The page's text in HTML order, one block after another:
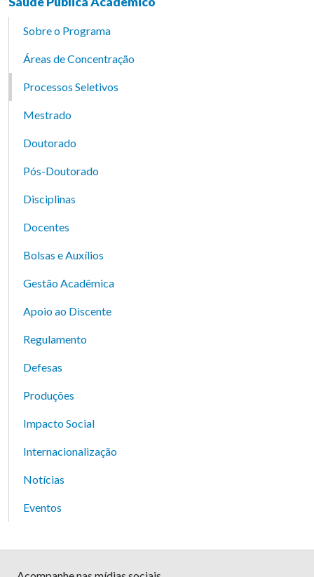
Sobre o Programa
Áreas de Concentração
Processos Seletivos
Mestrado
Doutorado
Pós-Doutorado
Disciplinas
Docentes
Bolsas e Auxílios
Gestão Acadêmica
Apoio ao Discente
Regulamento
Defesas
Produções
Impacto Social
Internacionalização
Notícias
Eventos